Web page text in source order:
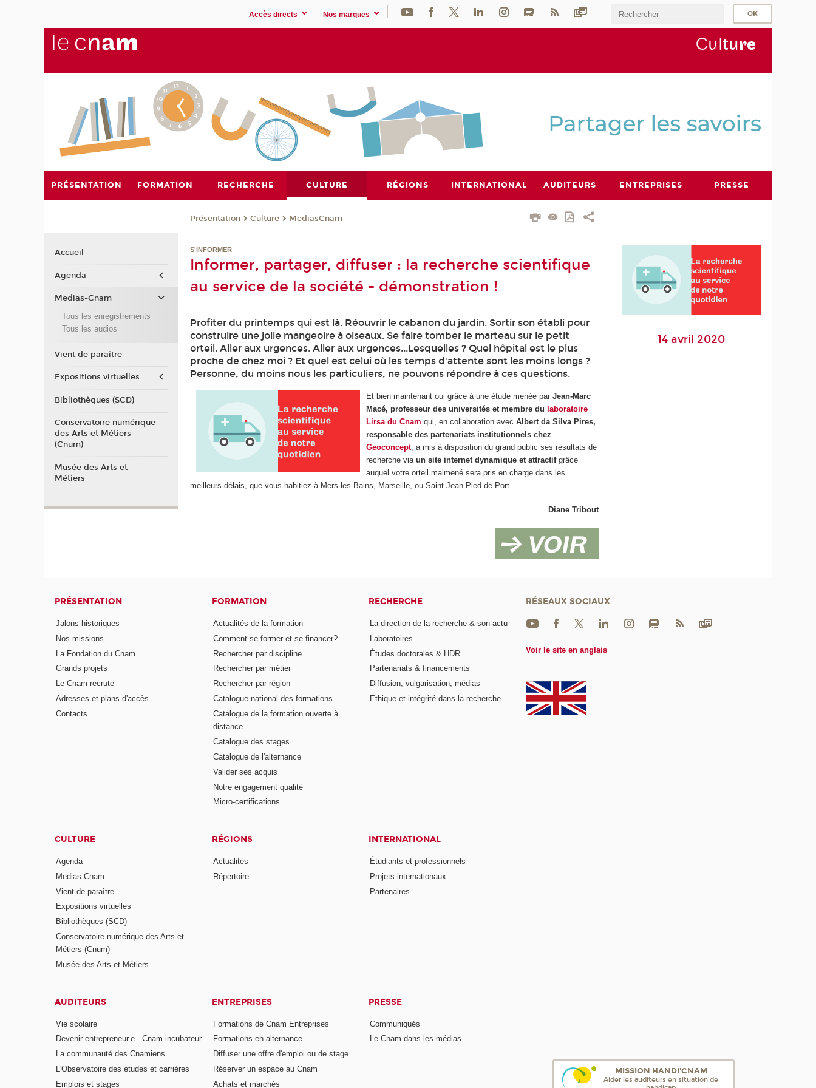
Accès directs Nos marques
Culture
PRÉSENTATION FORMATION RECHERCHE CULTURE RÉGIONS INTERNATIONAL AUDITEURS ENTREPRISES PRESSE
Présentation Culture MediasCnam
S'INFORMER
Informer, partager, diffuser : la recherche scientifique
au service de la société - démonstration !
Profiter du printemps qui est là. Réouvrir le cabanon du jardin. Sortir son établi pour
construire une jolie mangeoire à oiseaux. Se faire tomber le marteau sur le petit
orteil. Aller aux urgences. Aller aux urgences...Lesquelles ? Quel hôpital est le plus
proche de chez moi ? Et quel est celui où les temps d'attente sont les moins longs ?
Personne, du moins nous les particuliers, ne pouvons répondre à ces questions.
Et bien maintenant oui grâce à une étude menée parJean-Marc
Macé, professeur des universités et membre dulaboratoire
Lirsa du Cnam qui, en collaboration avecAlbert da Silva Pires,
responsable des partenariats institutionnels chez
Geoconcept, a mis à disposition du grand public ses résultats de
recherche viaun site internet dynamique et attractifgrâce
auquel votre orteil malmené sera pris en charge dans les
meilleurs délais, que vous habitiez à Mers-les-Bains, Marseille, ou Saint-Jean Pied-de-Port.
Diane Tribout
14 avril 2020
Accueil
Agenda
Medias-Cnam
Tous les enregistrements
Tous les audios
Vient de paraître
Expositions virtuelles
Bibliothèques (SCD)
Conservatoire numérique
des Arts et Métiers
(Cnum)
Musée des Arts et
Métiers
PRÉSENTATION
Jalons historiques
Nos missions
La Fondation du Cnam
Grands projets
Le Cnam recrute
Adresses et plans d'accès
Contacts
FORMATION
Actualités de la formation
Comment se former et se financer?
Rechercher par discipline
Rechercher par métier
Rechercher par région
Catalogue national des formations
Catalogue de la formation ouverte à
distance
Catalogue des stages
Catalogue de l'alternance
Valider ses acquis
Notre engagement qualité
Micro-certifications
RECHERCHE
La direction de la recherche & son actu
Laboratoires
Études doctorales & HDR
Partenariats & financements
Diffusion, vulgarisation, médias
Ethique et intégrité dans la recherche
CULTURE
Agenda
Medias-Cnam
Vient de paraître
Expositions virtuelles
Bibliothèques (SCD)
Conservatoire numérique des Arts et
Métiers (Cnum)
Musée des Arts et Métiers
RÉGIONS
Actualités
Répertoire
INTERNATIONAL
Étudiants et professionnels
Projets internationaux
Partenaires
AUDITEURS
Vie scolaire
Devenir entrepreneur.e - Cnam incubateur
La communauté des Cnamiens
L'Observatoire des études et carrières
Emplois et stages
ENTREPRISES
Formations de Cnam Entreprises
Formations en alternance
Diffuser une offre d'emploi ou de stage
Réserver un espace au Cnam
Achats et marchés
PRESSE
Communiqués
Le Cnam dans les médias
RÉSEAUX SOCIAUX
Voir le site en anglais
MISSION HANDI'CNAM
Aider les auditeurs en situation de